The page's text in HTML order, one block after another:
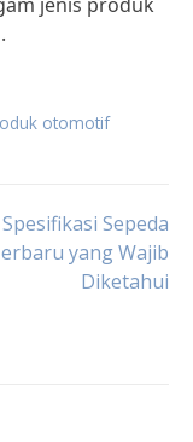
otomotif
Sepeda
yang Wajib
Diketahui